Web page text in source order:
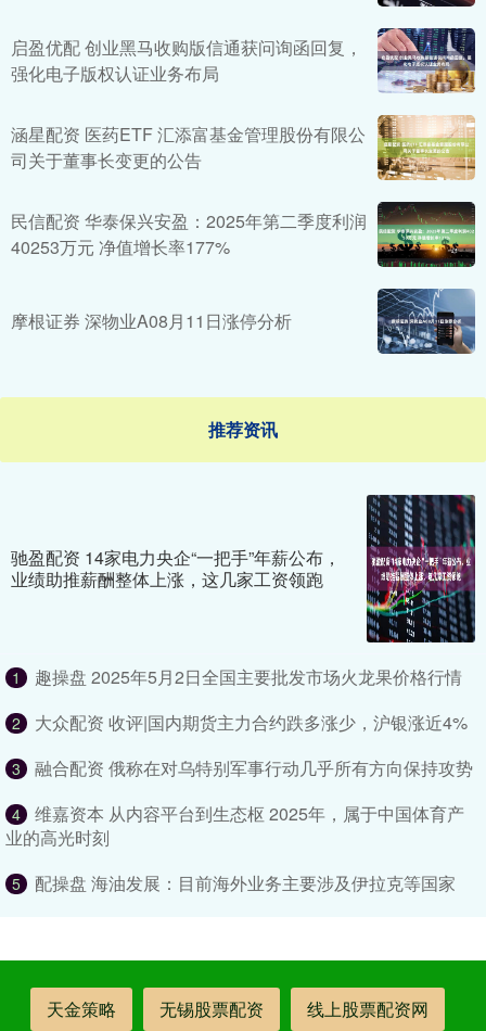
启盈优配 创业黑马收购版信通获问询函回复，
强化电子版权认证业务布局
涵星配资 医药ETF 汇添富基金管理股份有限公
司关于董事长变更的公告
民信配资 华泰保兴安盈：2025年第二季度利润
40253万元 净值增长率177%
摩根证券 深物业A08月11日涨停分析
推荐资讯
驰盈配资 14家电力央企“一把手”年薪公布，
业绩助推薪酬整体上涨，这几家工资领跑
1 趣操盘 2025年5月2日全国主要批发市场火龙果价格行情
2 大众配资 收评|国内期货主力合约跌多涨少，沪银涨近4%
3 融合配资 俄称在对乌特别军事行动几乎所有方向保持攻势
4
维嘉资本 从内容平台到生态枢 2025年，属于中国体育产
业的高光时刻
5 配操盘 海油发展：目前海外业务主要涉及伊拉克等国家
天金策略 无锡股票配资 线上股票配资网